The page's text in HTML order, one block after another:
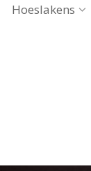
Hoeslakens